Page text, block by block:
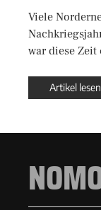
Viele
war diese
Artikel lesen